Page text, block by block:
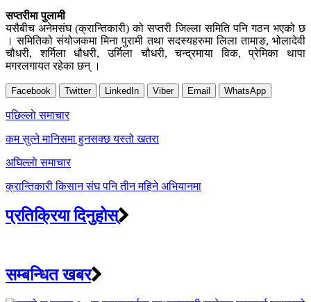
सप्तरीमा पुलामी
यसैबीच अनेमसंघ (क्रान्तिकारी) को सप्तरी जिल्ला समिति पनि गठन भएको छ
। समितिको संयोजकमा मिना पुरामी तथा सदस्यहरुमा लिला तामाङ, भोलादेवी
चौधरी, शर्मिला धौधरी, उर्मिला चौधरी, चन्द्रमाया विक, प्रेमिका थापा
मगरलगायत रहेका छन् ।
Facebook Twitter LinkedIn Viber Email WhatsApp
Post
navigation
पछिल्लाे समाचार
कम सुत्ने मानिसमा हुनसक्छ यस्तो खतरा
अघिल्लाे समाचार
क्रान्तिकारी किसान संघ पनि तीन महिने अभियानमा
प्रतिक्रिया दिनुहोस्
सम्बन्धित खबर